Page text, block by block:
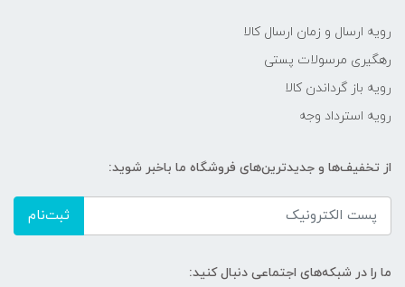
رویه ارسال و زمان ارسال کالا
رهگیری مرسولات پستی
رویه باز گرداندن کالا
رویه استرداد وجه
از تخفیف‌ها و جدیدترین‌های فروشگاه ما باخبر شوید:
ثبت‌نام
ما را در شبکه‌های اجتماعی دنبال کنید: